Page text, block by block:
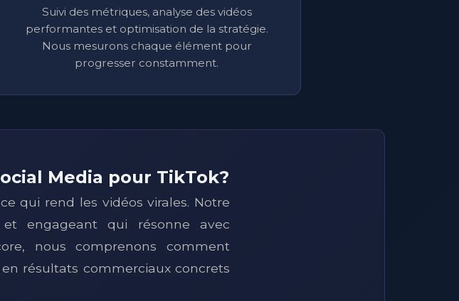
Suivi des métriques, analyse des vidéos
performantes et optimisation de la stratégie.
Nous mesurons chaque élément pour
progresser constamment.
Media pour TikTok?
qui rend les vidéos virales. Notre
engageant qui résonne avec
nous comprenons comment
résultats commerciaux concrets